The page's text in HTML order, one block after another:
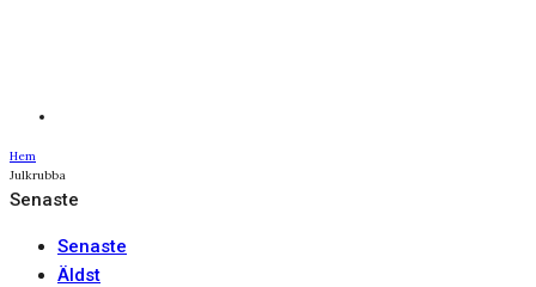
Hem
Julkrubba
Senaste
Senaste
Äldst